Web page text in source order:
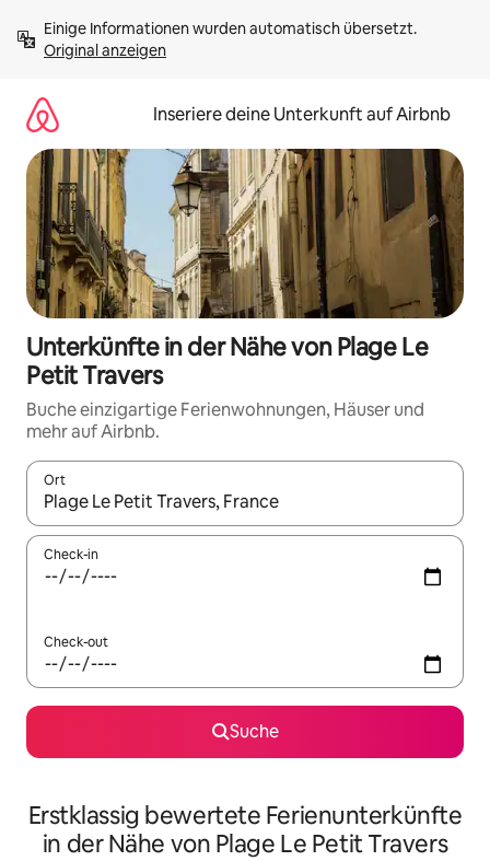
Inhalten
springenOriginal anzeigen
Inseriere deine Unterkunft auf Airbnb
Unterkünfte in der Nähe von Plage Le
Petit Travers
Buche einzigartige Ferienwohnungen, Häuser und
mehr auf Airbnb.
Ort
Wenn Ergebnisse verfügbar sind, navigiere mit den
Check-in
Check-out
Suche
Erstklassig bewertete Ferienunterkünfte
in der Nähe von Plage Le Petit Travers